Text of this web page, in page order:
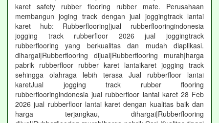
karet safety rubber flooring rubber mate. Perusahaan
membangun joging track dengan jual joggingtrack lantai
karet hub: Rubberflooring|jual rubberflooringindonesia
jogging track rubberfloor 2026 jual joggingtrack
rubberflooring yang berkualitas dan mudah diaplikasi.
dihargai|Rubberflooring dijual|Rubberflooring murah|harga
pabrik rubberfloor rubber karet lantaikaret jogging track
sehingga olahraga lebih terasa Jual rubberfloor lantai
karetJual jogging track rubber flooring
rubberflooringindonesia jual rubberfloor lantai karet 28 Feb
2026 jual rubberfloor lantai karet dengan kualitas baik dan
harga terjangkau, dihargai|Rubberflooring